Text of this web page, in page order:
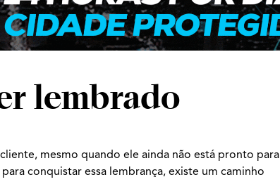
lembrado
mesmo quando ele ainda não está pronto para
conquistar essa lembrança, existe um caminho